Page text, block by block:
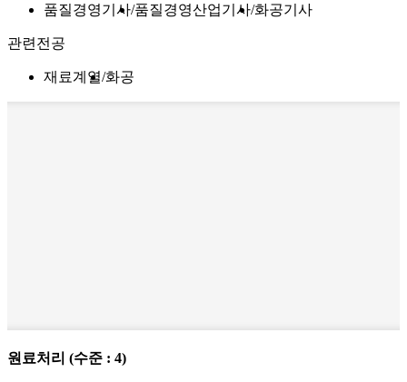
품질경영기사 품질경영산업기사 화공기사
관련전공
재료계열 화공
원료처리 (수준 : 4)